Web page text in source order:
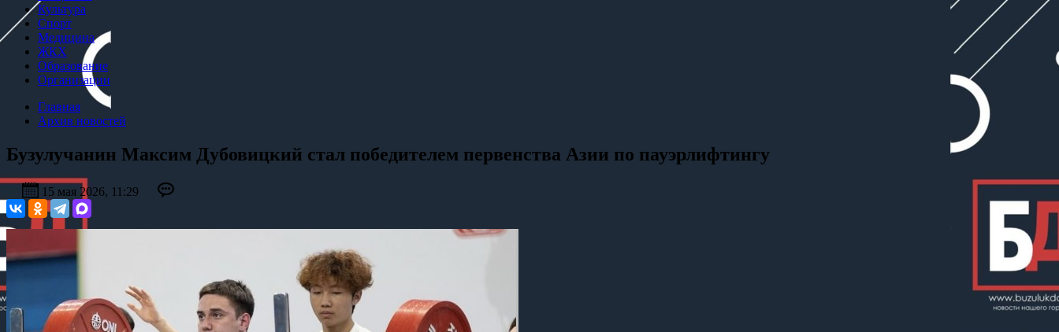
Культура
Спорт
Медицина
ЖКХ
Образование
Организации
Главная
Архив новостей
Бузулучанин Максим Дубовицкий стал победителем первенства Азии по пауэрлифтингу
15 мая 2026, 11:29